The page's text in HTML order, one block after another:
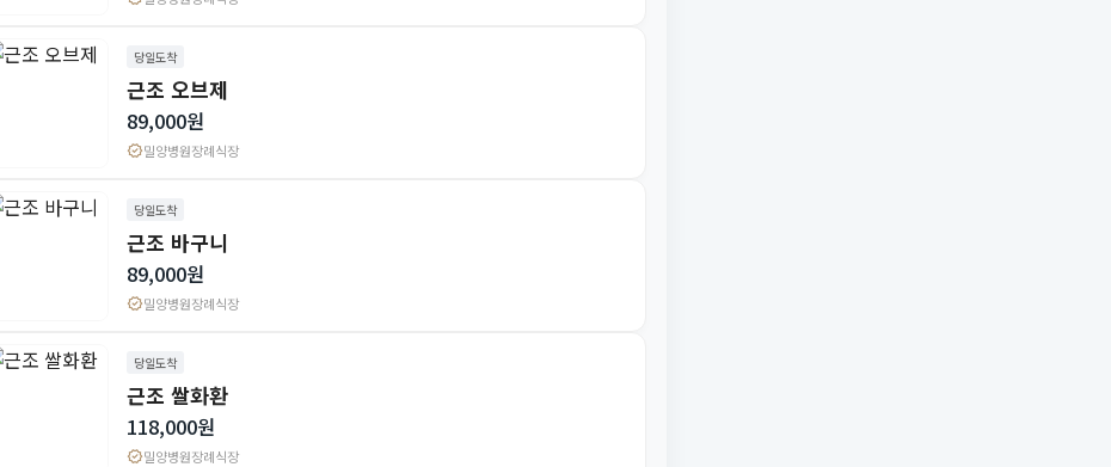
당일도착
근조 오브제
89,000원
verified밀양병원장례식장
당일도착
근조 바구니
89,000원
verified밀양병원장례식장
당일도착
근조 쌀화환
118,000원
verified밀양병원장례식장